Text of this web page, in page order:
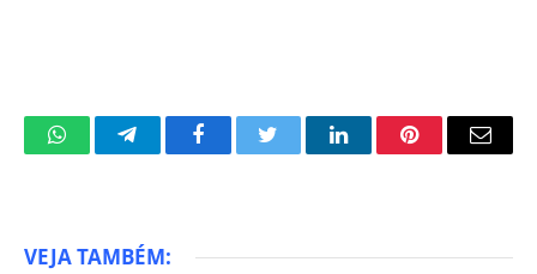
WhatsAppTelegramFacebookTwitter LinkedInPinterestEmail
VEJA TAMBÉM: